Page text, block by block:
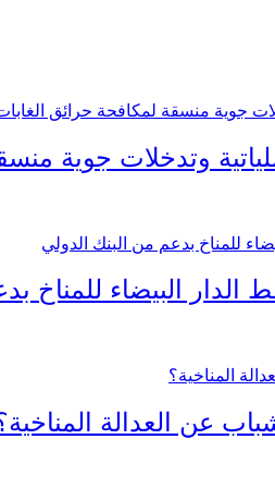
وتدخلات جوية
البيضاء للمناخ
عن العدالة